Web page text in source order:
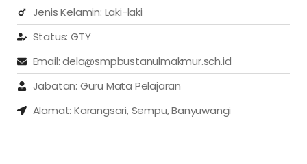
Jenis Kelamin: Laki-laki
Status: GTY
Email: dela@smpbustanulmakmur.sch.id
Jabatan: Guru Mata Pelajaran
Alamat: Karangsari, Sempu, Banyuwangi